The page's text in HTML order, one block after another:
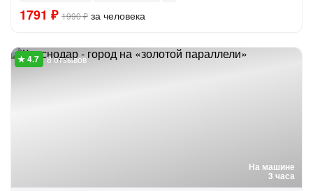
1791 ₽ 1990 ₽ за человека
На машине
3 часа
8 отзывов